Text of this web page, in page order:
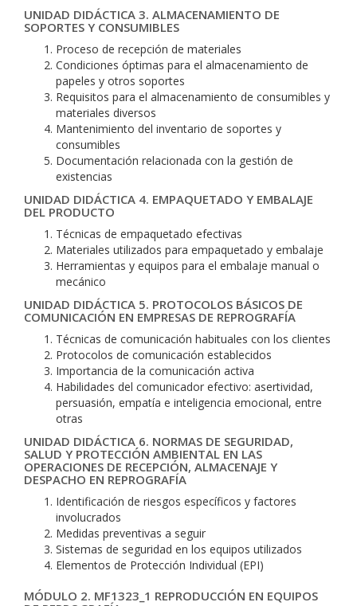
UNIDAD DIDÁCTICA 3. ALMACENAMIENTO DE
SOPORTES Y CONSUMIBLES
Proceso de recepción de materiales
Condiciones óptimas para el almacenamiento de
papeles y otros soportes
Requisitos para el almacenamiento de consumibles y
materiales diversos
Mantenimiento del inventario de soportes y
consumibles
Documentación relacionada con la gestión de
existencias
UNIDAD DIDÁCTICA 4. EMPAQUETADO Y EMBALAJE
DEL PRODUCTO
Técnicas de empaquetado efectivas
Materiales utilizados para empaquetado y embalaje
Herramientas y equipos para el embalaje manual o
mecánico
UNIDAD DIDÁCTICA 5. PROTOCOLOS BÁSICOS DE
COMUNICACIÓN EN EMPRESAS DE REPROGRAFÍA
Técnicas de comunicación habituales con los clientes
Protocolos de comunicación establecidos
Importancia de la comunicación activa
Habilidades del comunicador efectivo: asertividad,
persuasión, empatía e inteligencia emocional, entre
otras
UNIDAD DIDÁCTICA 6. NORMAS DE SEGURIDAD,
SALUD Y PROTECCIÓN AMBIENTAL EN LAS
OPERACIONES DE RECEPCIÓN, ALMACENAJE Y
DESPACHO EN REPROGRAFÍA
Identificación de riesgos específicos y factores
involucrados
Medidas preventivas a seguir
Sistemas de seguridad en los equipos utilizados
Elementos de Protección Individual (EPI)
MÓDULO 2. MF1323_1 REPRODUCCIÓN EN EQUIPOS